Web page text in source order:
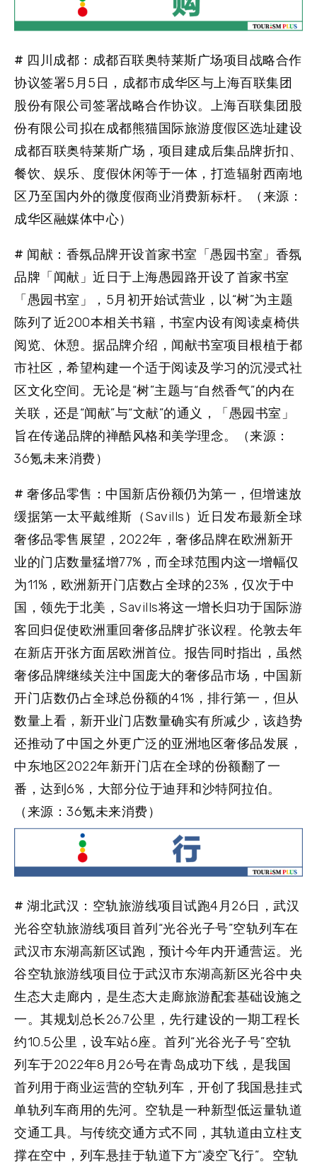
# 四川成都：成都百联奥特莱斯广场项目战略合作
协议签署5月5日，成都市成华区与上海百联集团
股份有限公司签署战略合作协议。上海百联集团股
份有限公司拟在成都熊猫国际旅游度假区选址建设
成都百联奥特莱斯广场，项目建成后集品牌折扣、
餐饮、娱乐、度假休闲等于一体，打造辐射西南地
区乃至国内外的微度假商业消费新标杆。（来源：
成华区融媒体中心）
# 闻献：香氛品牌开设首家书室「愚园书室」 香氛
品牌「闻献」近日于上海愚园路开设了首家书室
「愚园书室」，5月初开始试营业，以“树”为主题
陈列了近200本相关书籍，书室内设有阅读桌椅供
阅览、休憩。据品牌介绍，闻献书室项目根植于都
市社区，希望构建一个适于阅读及学习的沉浸式社
区文化空间。无论是“树”主题与“自然香气”的内在
关联，还是“闻献”与“文献”的通义，「愚园书室」
旨在传递品牌的禅酷风格和美学理念。（来源：
36氪未来消费）
# 奢侈品零售：中国新店份额仍为第一，但增速放
缓据第一太平戴维斯（Savills）近日发布最新全球
奢侈品零售展望，2022年，奢侈品牌在欧洲新开
业的门店数量猛增77%，而全球范围内这一增幅仅
为11%，欧洲新开门店数占全球的23%，仅次于中
国，领先于北美，Savills将这一增长归功于国际游
客回归促使欧洲重回奢侈品牌扩张议程。伦敦去年
在新店开张方面居欧洲首位。报告同时指出，虽然
奢侈品牌继续关注中国庞大的奢侈品市场，中国新
开门店数仍占全球总份额的41%，排行第一，但从
数量上看，新开业门店数量确实有所减少，该趋势
还推动了中国之外更广泛的亚洲地区奢侈品发展，
中东地区2022年新开门店在全球的份额翻了一
番，达到6%，大部分位于迪拜和沙特阿拉伯。
（来源：36氪未来消费）
# 湖北武汉：空轨旅游线项目试跑4月26日，武汉
光谷空轨旅游线项目首列“光谷光子号”空轨列车在
武汉市东湖高新区试跑，预计今年内开通营运。光
谷空轨旅游线项目位于武汉市东湖高新区光谷中央
生态大走廊内，是生态大走廊旅游配套基础设施之
一。其规划总长26.7公里，先行建设的一期工程长
约10.5公里，设车站6座。首列“光谷光子号”空轨
列车于2022年8月26号在青岛成功下线，是我国
首列用于商业运营的空轨列车，开创了我国悬挂式
单轨列车商用的先河。空轨是一种新型低运量轨道
交通工具。与传统交通方式不同，其轨道由立柱支
撑在空中，列车悬挂于轨道下方“凌空飞行”。空轨